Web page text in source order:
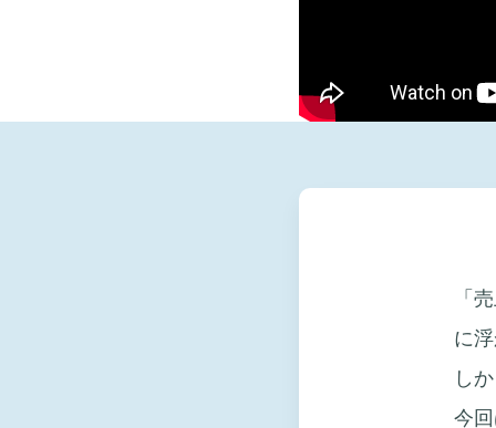
「
に
し
今